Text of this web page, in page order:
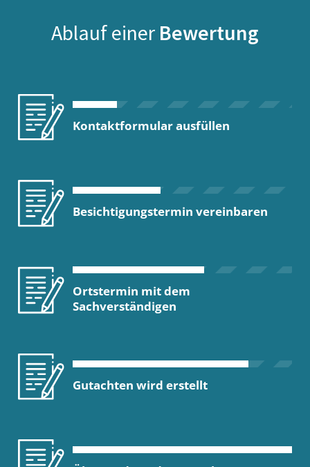
Ablauf einer Bewertung
Kontaktformular ausfüllen
Besichtigungstermin vereinbaren
Ortstermin mit dem
Sachverständigen
Gutachten wird erstellt